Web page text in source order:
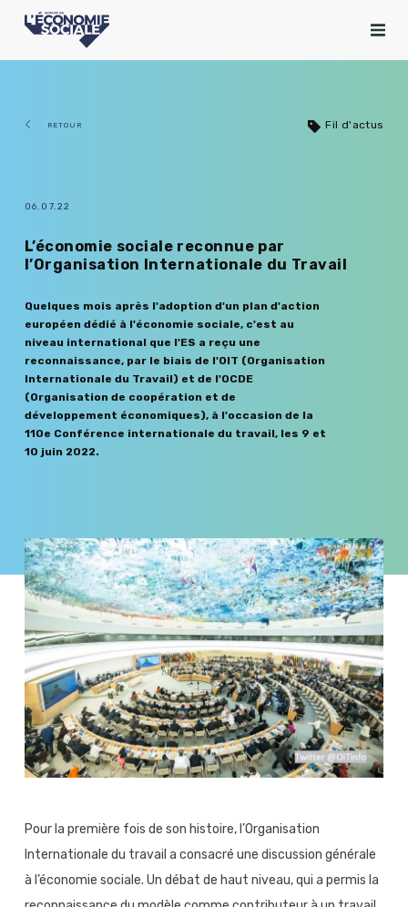
RETOUR Fil d'actus
06.07.22
L’économie sociale reconnue par
l’Organisation Internationale du Travail
Quelques mois après l'adoption d'un plan d'action
européen dédié à l'économie sociale, c'est au
niveau international que l'ES a reçu une
reconnaissance, par le biais de l'OIT (Organisation
Internationale du Travail) et de l'OCDE
(Organisation de coopération et de
développement économiques), à l'occasion de la
110e Conférence internationale du travail, les 9 et
10 juin 2022.
Pour la première fois de son histoire, l’Organisation
Internationale du travail a consacré une discussion générale
à l’économie sociale. Un débat de haut niveau, qui a permis la